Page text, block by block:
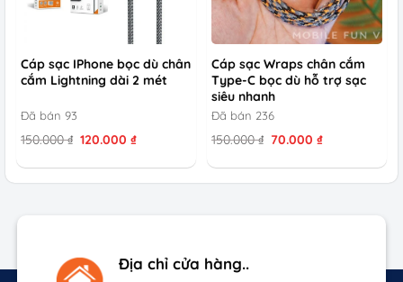
Cáp sạc IPhone bọc dù chân
cắm Lightning dài 2 mét
Đã bán 93
150.000₫ Giá
là:
120.000₫Giá
tại
Cáp sạc Wraps chân cắm
Type-C bọc dù hỗ trợ sạc
siêu nhanh
Đã bán 236
150.000₫ Giá
là:
70.000₫Giá
tại
Địa chỉ cửa hàng..